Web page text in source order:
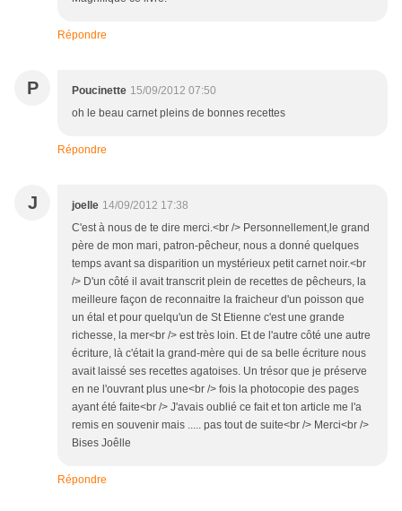
Répondre
P Poucinette 15/09/2012 07:50
oh le beau carnet pleins de bonnes recettes
Répondre
J joelle 14/09/2012 17:38
C'est à nous de te dire merci.<br /> Personnellement,le grand
père de mon mari, patron-pêcheur, nous a donné quelques
temps avant sa disparition un mystérieux petit carnet noir.<br
/> D'un côté il avait transcrit plein de recettes de pêcheurs, la
meilleure façon de reconnaitre la fraicheur d'un poisson que
un étal et pour quelqu'un de St Etienne c'est une grande
richesse, la mer<br /> est très loin. Et de l'autre côté une autre
écriture, là c'était la grand-mère qui de sa belle écriture nous
avait laissé ses recettes agatoises. Un trésor que je préserve
en ne l'ouvrant plus une<br /> fois la photocopie des pages
ayant été faite<br /> J'avais oublié ce fait et ton article me l'a
remis en souvenir mais ..... pas tout de suite<br /> Merci<br />
Bises Joêlle
Répondre